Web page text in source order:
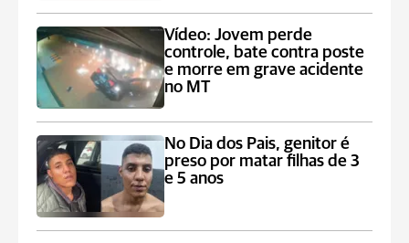
Vídeo: Jovem perde
controle, bate contra poste
e morre em grave acidente
no MT
No Dia dos Pais, genitor é
preso por matar filhas de 3
e 5 anos